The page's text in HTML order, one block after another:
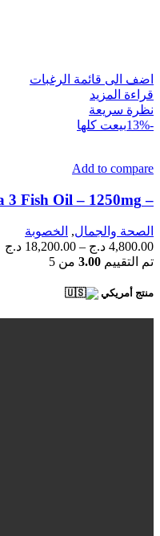
اضف الى قائمة الرغبات
قراءة المزيد
نظرة سريعة
-13%
بيعت كلها
Add to compare
– Omega 3 Fish Oil – 1250mg- القوة الثلاثية 90 كبسولة
الصحة والجمال, الخصوبة
4,800.00 د.ج –
18,200.00 د.ج
تم التقييم 3.00 من 5
منتج أمريكي